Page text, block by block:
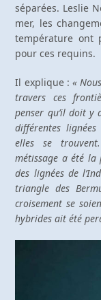
séparées. Leslie
mer, les
température ont
pour ces requins.
Il explique : «
travers ces
penser qu’il doit y
différentes
elles se
métissage a été la
des lignées de
triangle des
croisement se
hybrides ait été